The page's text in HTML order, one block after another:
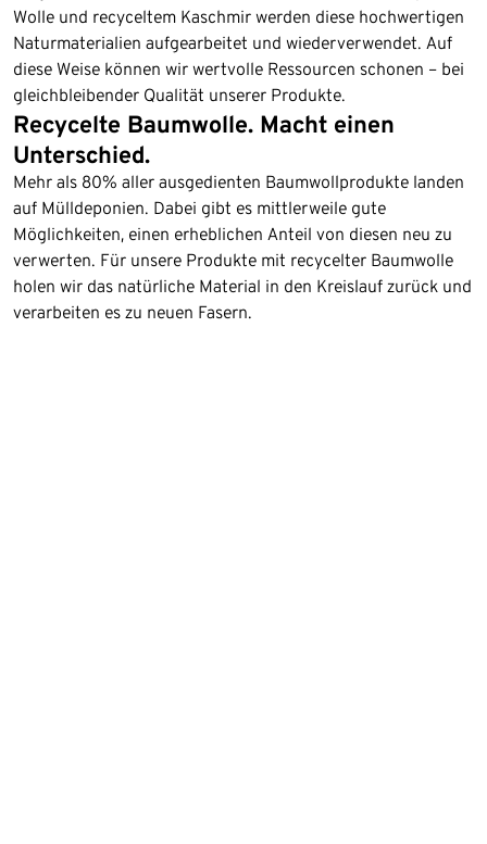
Wolle und recyceltem Kaschmir werden diese hochwertigen
Naturmaterialien aufgearbeitet und wiederverwendet. Auf
diese Weise können wir wertvolle Ressourcen schonen – bei
gleichbleibender Qualität unserer Produkte.
Recycelte Baumwolle. Macht einen
Unterschied.
Mehr als 80% aller ausgedienten Baumwollprodukte landen
auf Mülldeponien. Dabei gibt es mittlerweile gute
Möglichkeiten, einen erheblichen Anteil von diesen neu zu
verwerten. Für unsere Produkte mit recycelter Baumwolle
holen wir das natürliche Material in den Kreislauf zurück und
verarbeiten es zu neuen Fasern.